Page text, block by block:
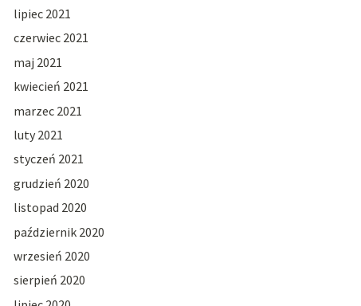
lipiec 2021
czerwiec 2021
maj 2021
kwiecień 2021
marzec 2021
luty 2021
styczeń 2021
grudzień 2020
listopad 2020
październik 2020
wrzesień 2020
sierpień 2020